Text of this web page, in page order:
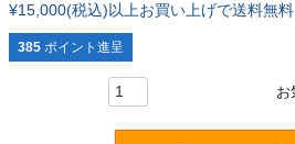
¥15,000(税込)以上お買い上げで送料無料
385 ポイント進呈